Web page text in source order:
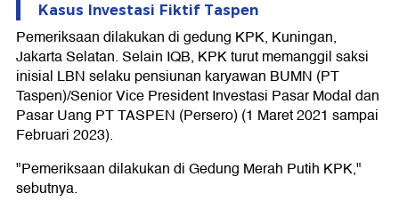
Kasus Investasi Fiktif Taspen
Pemeriksaan dilakukan di gedung KPK, Kuningan,
Jakarta Selatan. Selain IQB, KPK turut memanggil saksi
inisial LBN selaku pensiunan karyawan BUMN (PT
Taspen)/Senior Vice President Investasi Pasar Modal dan
Pasar Uang PT TASPEN (Persero) (1 Maret 2021 sampai
Februari 2023).
"Pemeriksaan dilakukan di Gedung Merah Putih KPK,"
sebutnya.